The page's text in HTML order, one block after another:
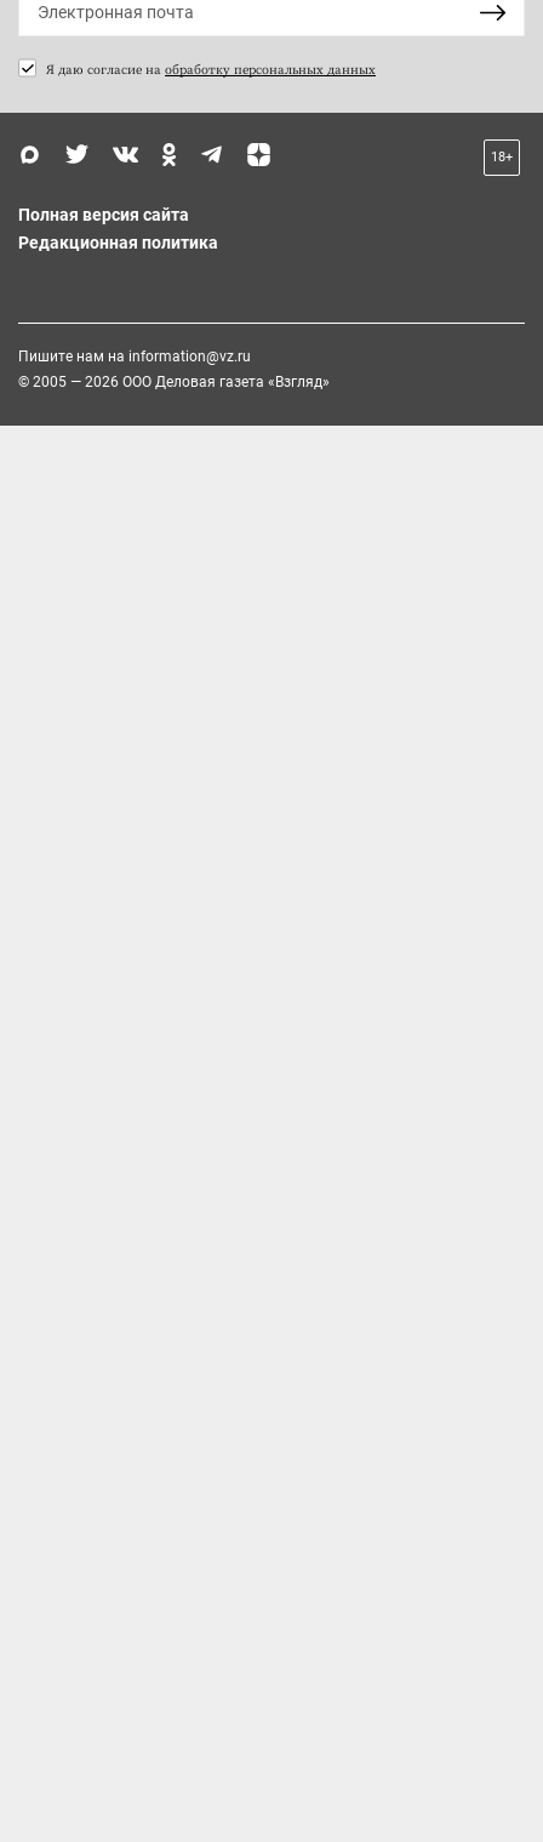
Я даю согласие на обработку персональных данных
18+
Полная версия сайта
Редакционная политика
Пишите нам на information@vz.ru
© 2005 — 2026 ООО Деловая газета «Взгляд»